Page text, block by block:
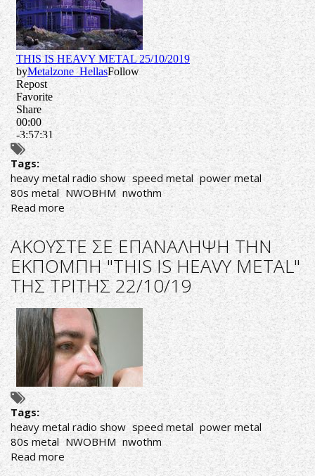
Tags:
heavy metal radio show speed metal power metal
80s metal NWOBHM nwothm
Read more about
AΚΟΥΣΤΕ
ΣΕ
ΕΠΑΝΑΛΗΨΗ
ΤΗΝ
ΕΚΠΟΜΠΗ
"THIS
IS
HEAVY
METAL"
ΤΗΣ
ΠΑΡΑΣΚΕΥΗΣ
25/10/19
AΚΟΥΣΤΕ ΣΕ ΕΠΑΝΑΛΗΨΗ ΤΗΝ
ΕΚΠΟΜΠΗ "THIS IS HEAVY METAL"
ΤΗΣ ΤΡΙΤΗΣ 22/10/19
Tags:
heavy metal radio show speed metal power metal
80s metal NWOBHM nwothm
Read more about
AΚΟΥΣΤΕ